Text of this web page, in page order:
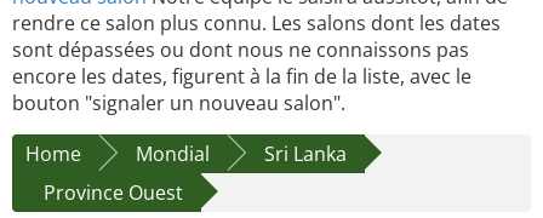
rendre ce salon plus connu. Les salons dont les dates
sont dépassées ou dont nous ne connaissons pas
encore les dates, figurent à la fin de la liste, avec le
bouton "signaler un nouveau salon".
Home
Mondial
Sri Lanka
Province Ouest